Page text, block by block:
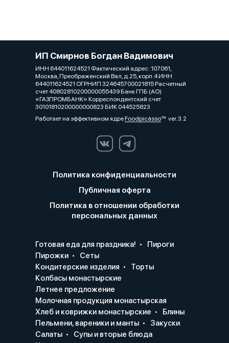
ИП Смирнов Богдан Вадимович
ИНН 644011624521 Фактический адрес: 107061,
Москва, Преображенский Вал, д.25, корп.4 ИНН
644011624521 ОГРНИП 324645700021815 Расчетный
счет 40802810200000055439 Банк ГПБ (АО)
«ГАЗПРОМБАНК» Корреспондентский счет
30101810200000000823 БИК 044525823
Работает на эффективном ядреFoodpicássover. 3.2
Политика конфиденциальности
Публичная оферта
Политика в отношении обработки
персональных данных
Готовая еда для праздника!
Пироги
Пирожки
Сеты
Кондитерские изделия
Торты
Колбасы монастырские
Летнее предложение
Молочная продукция монастырская
Хлеб и коврижки монастырские
Блины
Пельмени, вареники и манты
Закуски
Салаты
Супы и вторые блюда